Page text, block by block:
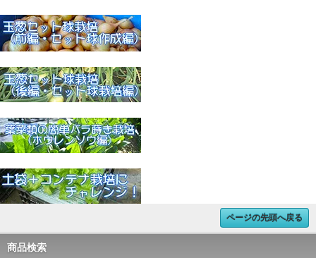
ページの先頭へ戻る
商品検索